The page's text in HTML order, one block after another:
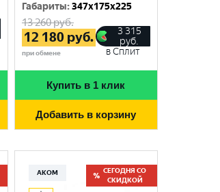
Габариты:347x175x225
13 260руб.
12 180 руб.
при обмене
3 315
руб.
в Сплит
Купить в 1 клик
Добавить в корзину
АКОМ
СЕГОДНЯ СО
СКИДКОЙ